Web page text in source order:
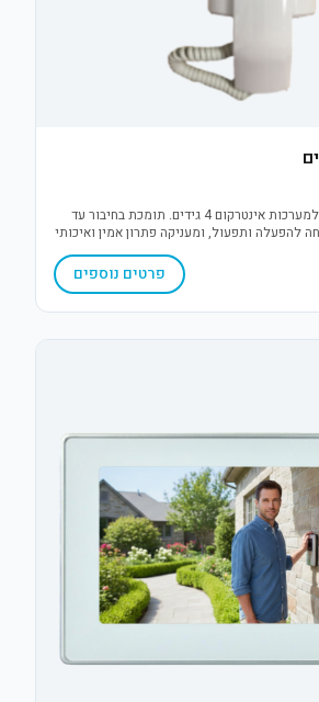
יחידת קצה (שפופרת) למערכות אינטרקום 4 גידים. תומכת בחיבור עד
להפעלה ותפעול, ומעניקה פתרון אמין ואיכותי
פרטים נוספים